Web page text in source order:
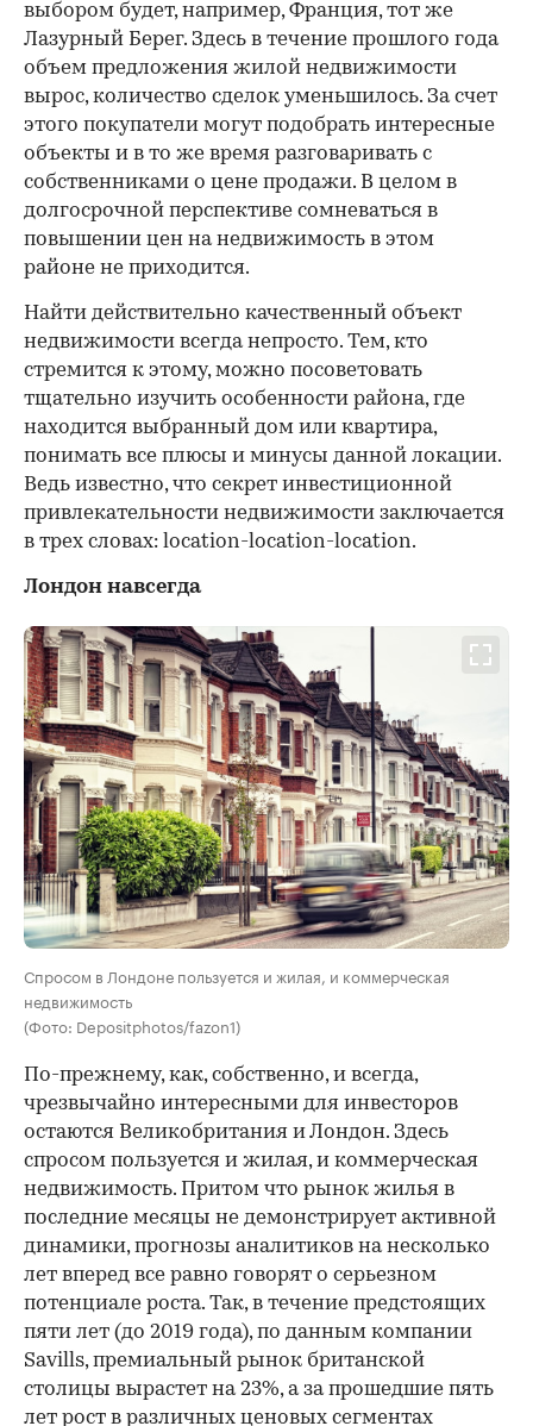
выбором будет, например, Франция, тот же
Лазурный Берег. Здесь в течение прошлого года
объем предложения жилой недвижимости
вырос, количество сделок уменьшилось. За счет
этого покупатели могут подобрать интересные
объекты и в то же время разговаривать с
собственниками о цене продажи. В целом в
долгосрочной перспективе сомневаться в
повышении цен на недвижимость в этом
районе не приходится.
Найти действительно качественный объект
недвижимости всегда непросто. Тем, кто
стремится к этому, можно посоветовать
тщательно изучить особенности района, где
находится выбранный дом или квартира,
понимать все плюсы и минусы данной локации.
Ведь известно, что секрет инвестиционной
привлекательности недвижимости заключается
в трех словах: location-location-location.
Лондон навсегда
Спросом в Лондоне пользуется и жилая, и коммерческая
недвижимость
(Фото: Depositphotos/fazon1)
По-прежнему, как, собственно, и всегда,
чрезвычайно интересными для инвесторов
остаются Великобритания и Лондон. Здесь
спросом пользуется и жилая, и коммерческая
недвижимость. Притом что рынок жилья в
последние месяцы не демонстрирует активной
динамики, прогнозы аналитиков на несколько
лет вперед все равно говорят о серьезном
потенциале роста. Так, в течение предстоящих
пяти лет (до 2019 года), по данным компании
Savills, премиальный рынок британской
столицы вырастет на 23%, а за прошедшие пять
лет рост в различных ценовых сегментах